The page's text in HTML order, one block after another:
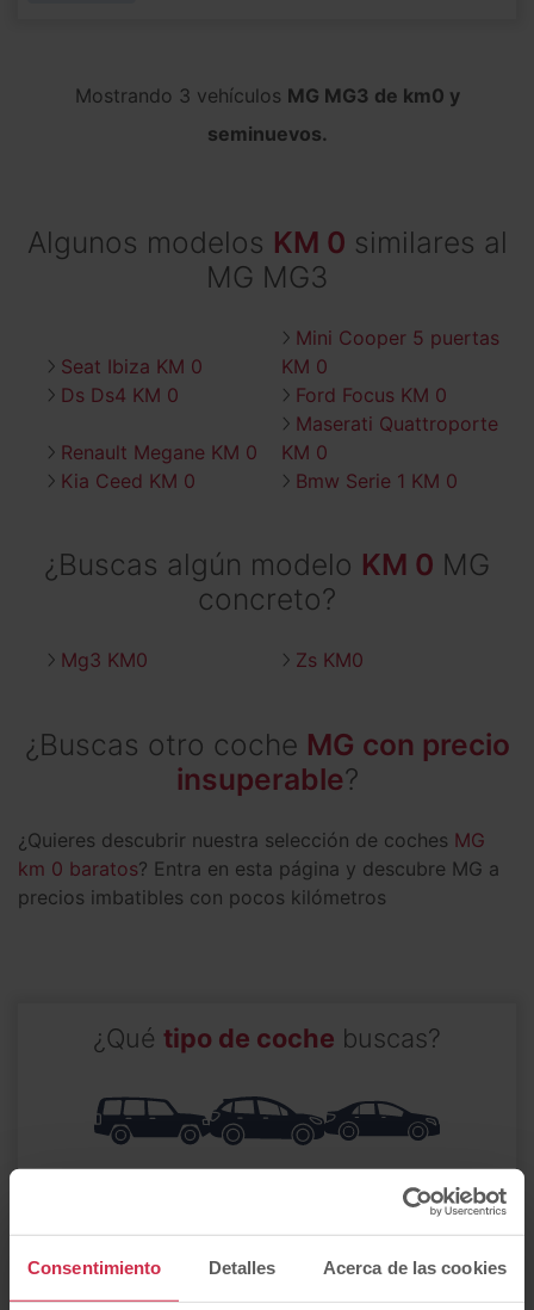
Consentimiento Detalles Acerca de las cookies
Mostrando 3 vehículos MG MG3 de km0 y
seminuevos.
Algunos modelos KM 0 similares al
MG MG3
Seat Ibiza KM 0
Mini Cooper 5 puertas
KM 0
Ds Ds4 KM 0
Ford Focus KM 0
Renault Megane KM 0
Maserati Quattroporte
KM 0
Kia Ceed KM 0
Bmw Serie 1 KM 0
¿Buscas algún modelo KM 0 MG
concreto?
Mg3 KM0 Zs KM0
¿Buscas otro coche MG con precio
insuperable?
¿Quieres descubrir nuestra selección de coches MG
km 0 baratos? Entra en esta página y descubre MG a
precios imbatibles con pocos kilómetros
¿Qué tipo de coche buscas?